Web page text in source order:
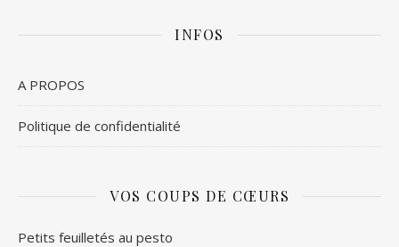
INFOS
A PROPOS
Politique de confidentialité
VOS COUPS DE CŒURS
Petits feuilletés au pesto